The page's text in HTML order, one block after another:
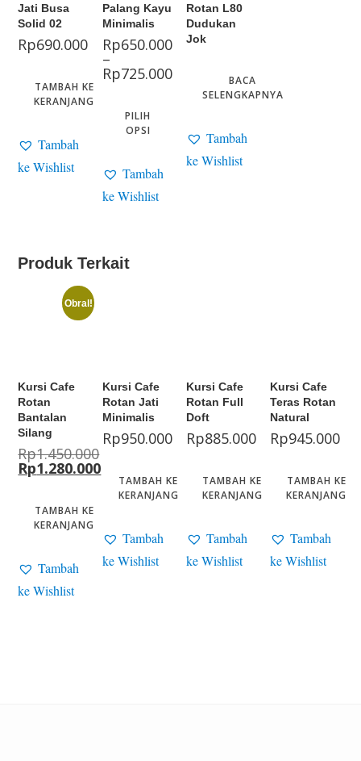
Jati Busa
Solid 02
Rp690.000
TAMBAH KE
KERANJANG
Tambah
ke Wishlist
Palang Kayu
Minimalis
Rp650.000
–
Rp725.000
PILIH
OPSI
Tambah
ke Wishlist
Rotan L80
Dudukan
Jok
BACA
SELENGKAPNYA
Tambah
ke Wishlist
Produk Terkait
Obral!
Kursi Cafe
Rotan
Bantalan
Silang
Rp1.450.000
Rp1.280.000
TAMBAH KE
KERANJANG
Tambah
ke Wishlist
Kursi Cafe
Rotan Jati
Minimalis
Rp950.000
TAMBAH KE
KERANJANG
Tambah
ke Wishlist
Kursi Cafe
Rotan Full
Doft
Rp885.000
TAMBAH KE
KERANJANG
Tambah
ke Wishlist
Kursi Cafe
Teras Rotan
Natural
Rp945.000
TAMBAH KE
KERANJANG
Tambah
ke Wishlist